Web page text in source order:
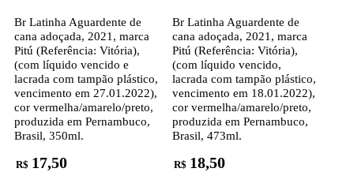
Br Latinha Aguardente de
cana adoçada, 2021, marca
Pitú (Referência: Vitória),
(com líquido vencido e
lacrada com tampão plástico,
vencimento em 27.01.2022),
cor vermelha/amarelo/preto,
produzida em Pernambuco,
Brasil, 350ml.
R$ 17,50
Br Latinha Aguardente de
cana adoçada, 2021, marca
Pitú (Referência: Vitória),
(com líquido vencido,
lacrada com tampão plástico,
vencimento em 18.01.2022),
cor vermelha/amarelo/preto,
produzida em Pernambuco,
Brasil, 473ml.
R$ 18,50